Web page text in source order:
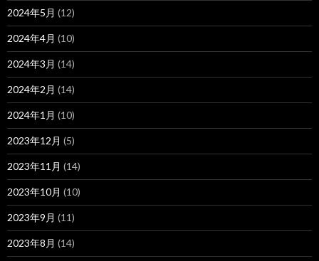
2024年5月 (12)
2024年4月 (10)
2024年3月 (14)
2024年2月 (14)
2024年1月 (10)
2023年12月 (5)
2023年11月 (14)
2023年10月 (10)
2023年9月 (11)
2023年8月 (14)